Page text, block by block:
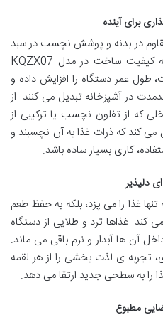
برای آینده
در بدنه و پوشش نچسب در سبد
داخلی، نشان دهنده توجه به کیفیت ساخت در مدل KQZX07
طول عمر دستگاه را افزایش داده و
در آشپزخانه تبدیل می کنند. از
که از تفلون نچسب یا ترکیبی از
کند که ذرات غذا به آن نچسبند و
کاری بسیار ساده باشد.
دلپذیر
غذا را می پزد، بلکه به حفظ طعم
غذاها ترد و طلایی از دستگاه
آن ها آبدار و نرم باقی می ماند.
تجربه ی لذت بخشی را از هر لقمه
را به سطحی جدید ارتقا می دهد.
مطبوع